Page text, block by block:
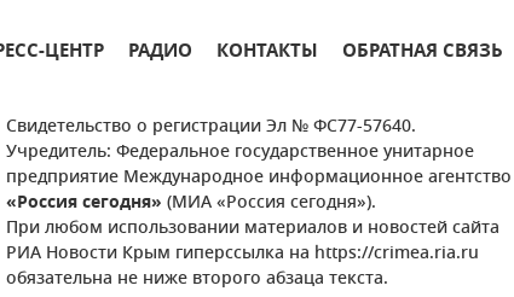
ЦЕНТР РАДИО КОНТАКТЫ ОБРАТНАЯ СВЯЗЬ
Свидетельство о регистрации Эл № ФС77-57640.
Учредитель: Федеральное государственное унитарное
предприятие Международное информационное агентство
«Россия сегодня» (МИА «Россия сегодня»).
При любом использовании материалов и новостей сайта
РИА Новости Крым гиперссылка на https://crimea.ria.ru
обязательна не ниже второго абзаца текста.